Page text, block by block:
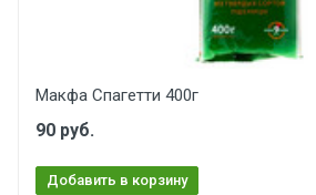
Макфа Спагетти 400г
90 руб.
Добавить в корзину